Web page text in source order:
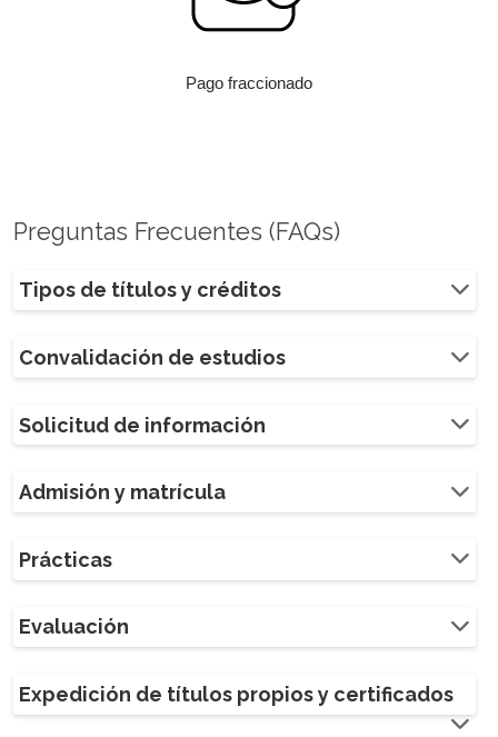
Pago fraccionado
Preguntas Frecuentes (FAQs)
Tipos de títulos y créditos
Convalidación de estudios
Solicitud de información
Admisión y matrícula
Prácticas
Evaluación
Expedición de títulos propios y certificados